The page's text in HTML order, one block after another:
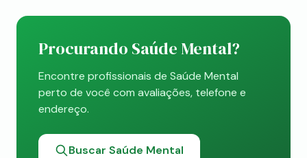
Procurando Saúde Mental?
Encontre profissionais de Saúde Mental
perto de você com avaliações, telefone e
endereço.
Buscar Saúde Mental